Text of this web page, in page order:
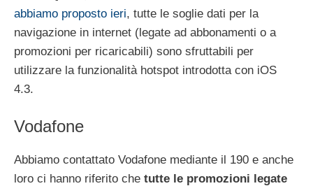
abbiamo proposto ieri, tutte le soglie dati per la
navigazione in internet (legate ad abbonamenti o a
promozioni per ricaricabili) sono sfruttabili per
utilizzare la funzionalità hotspot introdotta con iOS
4.3.
Vodafone
Abbiamo contattato Vodafone mediante il 190 e anche
loro ci hanno riferito che tutte le promozioni legate